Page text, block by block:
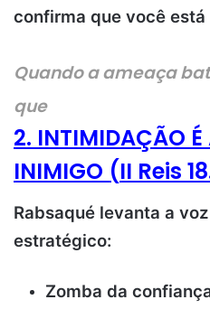
confirma que você
Quando a ameaça
que
2. INTIMIDAÇÃO
INIMIGO (II Reis
Rabsaqué levanta a
estratégico:
Zomba da